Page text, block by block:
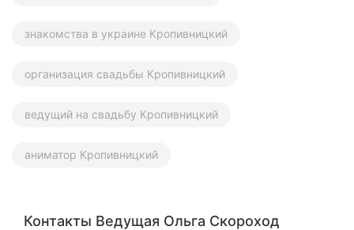
знакомства в украине Кропивницкий
организация свадьбы Кропивницкий
ведущий на свадьбу Кропивницкий
аниматор Кропивницкий
Контакты Ведущая Ольга Скороход